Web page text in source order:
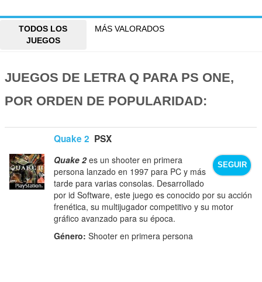
TODOS LOS
JUEGOS
MÁS VALORADOS
JUEGOS DE LETRA Q PARA PS ONE,
POR ORDEN DE POPULARIDAD:
Quake 2 PSX
SEGUIR
Quake 2es un shooter en primera
persona lanzado en 1997 para PC y más
tarde para varias consolas. Desarrollado
por id Software, este juego es conocido por su acción
frenética, su multijugador competitivo y su motor
gráfico avanzado para su época.
Género: Shooter en primera persona